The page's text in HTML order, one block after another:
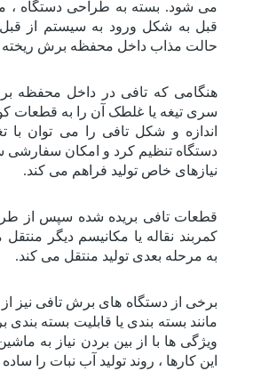
می شود. بسته به طراحی دستگاه ،
قبل به شکل ورود به سیستم از
حالت مذاب داخل محفظه برش
هنگامی که تافی در داخل محفظه
سری تیغه یا غلطک آن را به
اندازه و شکل تافی را می توان با
دستگاه تنظیم کرد و امکان سفارشی
نیازهای خاص تولید فراهم می کند.
قطعات تافی بریده شده سپس از
کمربند نقاله یا مکانیسم دیگر
به مرحله بعدی تولید منتقل می کند.
برخی از دستگاه های برش تافی نیز
مانند بسته بندی یا قابلیت بسته بندی
ویژگی ها با از بین بردن نیاز به
این کارها ، روند تولید آب نبات را